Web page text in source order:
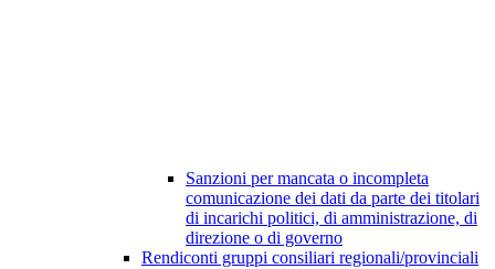
Sanzioni per mancata o incompleta
comunicazione dei dati da parte dei titolari
di incarichi politici, di amministrazione, di
direzione o di governo
Rendiconti gruppi consiliari regionali/provinciali